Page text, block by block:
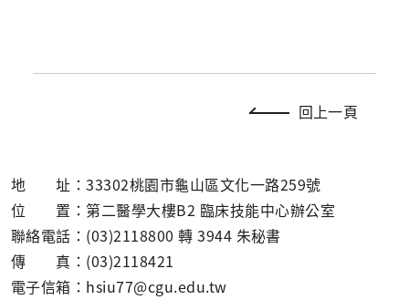
回上一頁
地 址：33302桃園市龜山區文化一路259號
位 置：第二醫學大樓B2 臨床技能中心辦公室
聯絡電話：(03)2118800 轉 3944 朱秘書
傳 真：(03)2118421
電子信箱：hsiu77@cgu.edu.tw